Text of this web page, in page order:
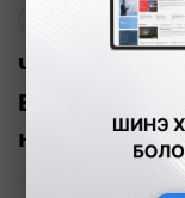
ЧУУЛГАН:
Б.Энхболд,
нарыг ХЭҮК-